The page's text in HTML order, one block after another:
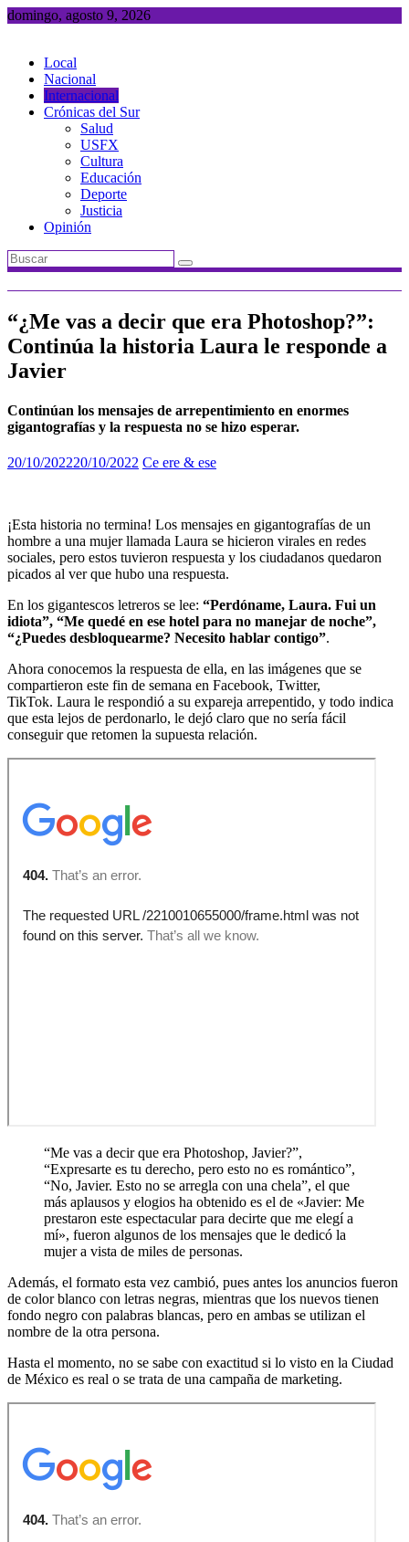
Saltar
domingo, agosto 9, 2026
Local
Nacional
Internacional
Crónicas del Sur
Salud
USFX
Cultura
Educación
Deporte
Justicia
Opinión
“¿Me vas a decir que era Photoshop?”:
Continúa la historia Laura le responde a
Javier
Continúan los mensajes de arrepentimiento en enormes
gigantografías y la respuesta no se hizo esperar.
20/10/202220/10/2022 Ce ere & ese
¡Esta historia no termina! Los mensajes en gigantografías de un
hombre a una mujer llamada Laura se hicieron virales en redes
sociales, pero estos tuvieron respuesta y los ciudadanos quedaron
picados al ver que hubo una respuesta.
En los gigantescos letreros se lee: “Perdóname, Laura. Fui un
idiota”, “Me quedé en ese hotel para no manejar de noche”,
“¿Puedes desbloquearme? Necesito hablar contigo”.
Ahora conocemos la respuesta de ella, en las imágenes que se
compartieron este fin de semana en Facebook, Twitter,
TikTok. Laura le respondió a su expareja arrepentido, y todo indica
que esta lejos de perdonarlo, le dejó claro que no sería fácil
conseguir que retomen la supuesta relación.
“Me vas a decir que era Photoshop, Javier?”,
“Expresarte es tu derecho, pero esto no es romántico”,
“No, Javier. Esto no se arregla con una chela”, el que
más aplausos y elogios ha obtenido es el de «Javier: Me
prestaron este espectacular para decirte que me elegí a
mí», fueron algunos de los mensajes que le dedicó la
mujer a vista de miles de personas.
Además, el formato esta vez cambió, pues antes los anuncios fueron
de color blanco con letras negras, mientras que los nuevos tienen
fondo negro con palabras blancas, pero en ambas se utilizan el
nombre de la otra persona.
Hasta el momento, no se sabe con exactitud si lo visto en la Ciudad
de México es real o se trata de una campaña de marketing.